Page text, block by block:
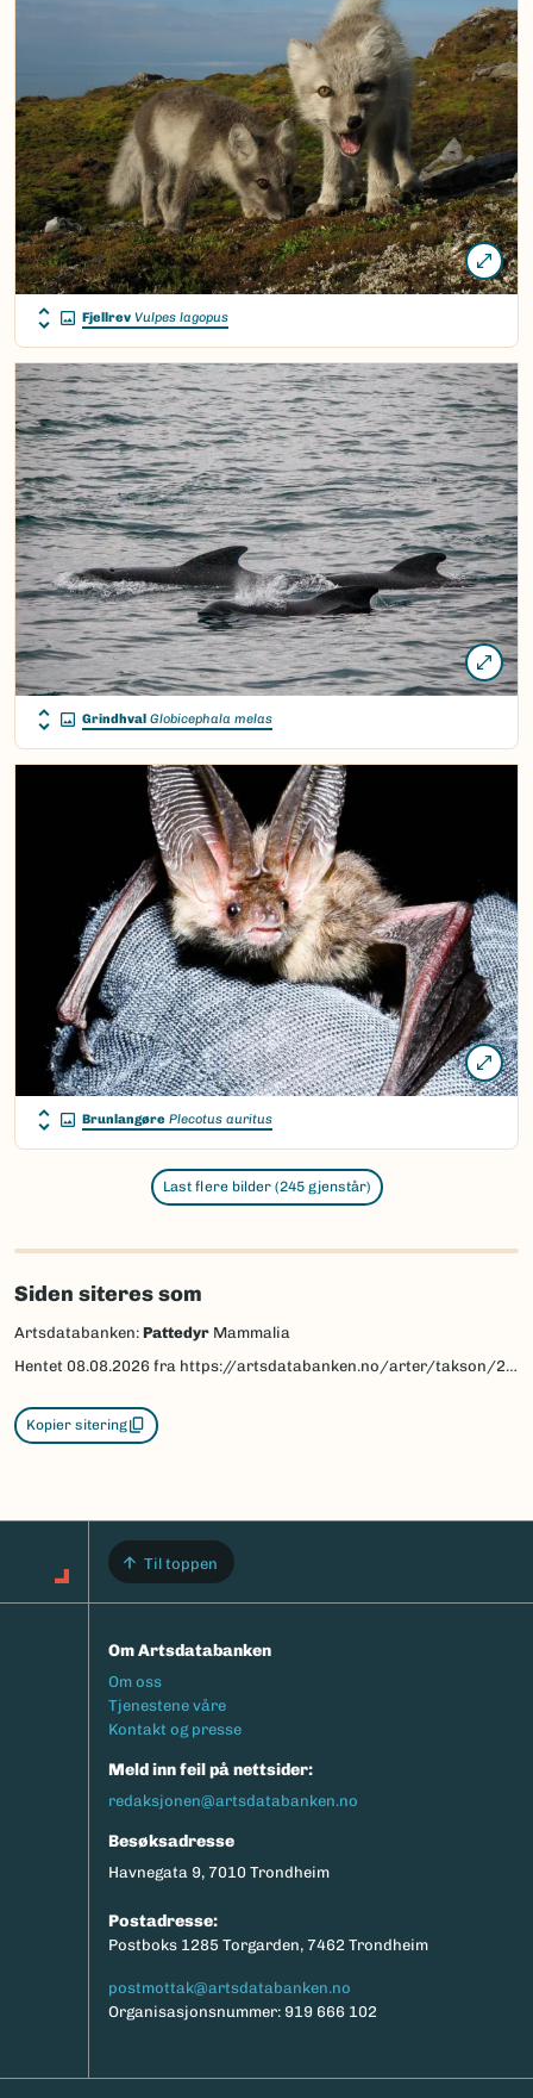
Fjellrev Vulpes lagopus
Grindhval Globicephala melas
Brunlangøre Plecotus auritus
Last flere bilder (245 gjenstår)
Siden siteres som
Artsdatabanken: Pattedyr Mammalia
Hentet 08.08.2026 fra https://artsdatabanken.no/arter/takson/293
Kopier sitering
Til toppen
Om Artsdatabanken
Footermeny
Om oss
Tjenestene våre
Kontakt og presse
Meld inn feil på nettsider:
redaksjonen@artsdatabanken.no
Besøksadresse
Havnegata 9, 7010 Trondheim
Postadresse:
Postboks 1285 Torgarden, 7462 Trondheim
postmottak@artsdatabanken.no
Organisasjonsnummer: 919 666 102